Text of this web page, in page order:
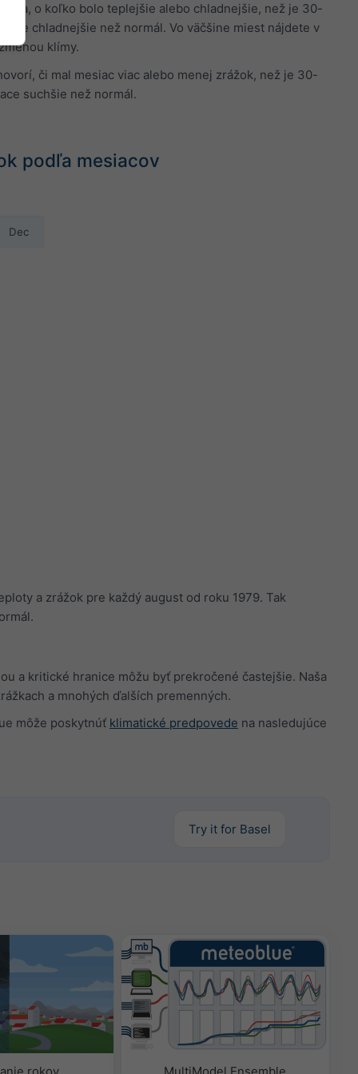
o koľko bolo teplejšie alebo chladnejšie, než je 30-
chladnejšie než normál. Vo väčšine miest nájdete v
klímy.
či mal mesiac viac alebo menej zrážok, než je 30-
suchšie než normál.
podľa mesiacov
Dec
a zrážok pre každý august od roku 1979. Tak
a kritické hranice môžu byť prekročené častejšie. Naša
a mnohých ďalších premenných.
môže poskytnúť klimatické predpovede na nasledujúce
Try it for Basel
rokov MultiModel Ensemble